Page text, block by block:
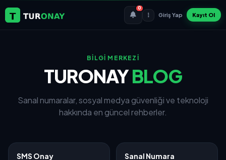
0
Giriş Yap Kayıt Ol
BİLGİ MERKEZİ
TURONAYBLOG
Sanal numaralar, sosyal medya güvenliği ve teknoloji
hakkında en güncel rehberler.
SMS Onay Sanal Numara